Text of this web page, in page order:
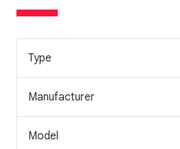
Type
Manufacturer
Model